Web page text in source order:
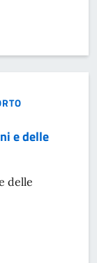
IN USO
e delle
delle
E DELLE